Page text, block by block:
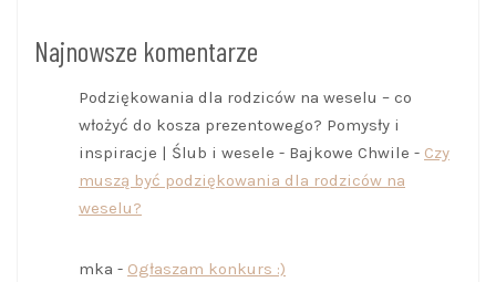
Najnowsze komentarze
Podziękowania dla rodziców na weselu – co
włożyć do kosza prezentowego? Pomysły i
inspiracje | Ślub i wesele - Bajkowe Chwile - Czy
muszą być podziękowania dla rodziców na
weselu?
mka - Ogłaszam konkurs :)